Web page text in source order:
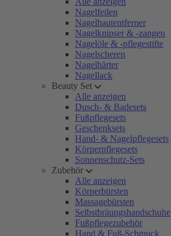
Nagelfeilen
Nagelhautentferner
Nagelknipser & -zangen
Nagelöle & -pflegestifte
Nagelscheren
Nagelhärter
Nagellack
Beauty Set
Alle anzeigen
Dusch- & Badesets
Fußpflegesets
Geschenksets
Hand- & Nagelpflegesets
Körperpflegesets
Sonnenschutz-Sets
Zubehör
Alle anzeigen
Körperbürsten
Massagebürsten
Selbstbräungshandschuhe
Fußpflegezubehör
Hand & Fuß-Schmuck